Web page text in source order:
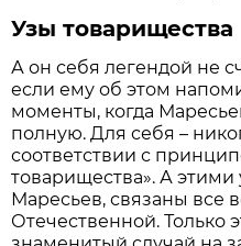
Узы товарищества
А он себя легендой не
если ему об этом
моменты, когда
полную. Для себя –
соответствии с
товарищества». А этими
Маресьев, связаны все
Отечественной. Только